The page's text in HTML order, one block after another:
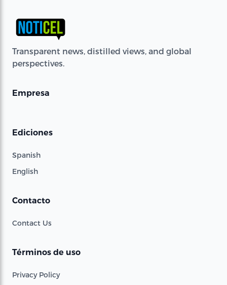
Transparent news, distilled views, and global
perspectives.
Empresa
Ediciones
Spanish
English
Contacto
Contact Us
Términos de uso
Privacy Policy